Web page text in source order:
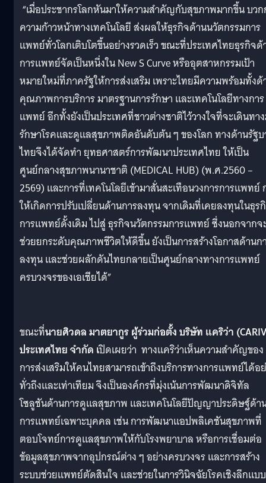
“เมื่อประชากรโลกหันมาให้ความสำคัญกับสุขภาพมากขึ้น บว
ความก้าวหน้าทางเทคโนโลยี ส่งผลให้ธุรกิจด้านนวัตกรรมการ
แพทย์ทั่วโลกเติบโตขึ้นอย่างรวดเร็ว ขณะที่ประเทศไทยธุรกิจด้
การแพทย์จัดเป็นหนึ่งใน New S Curve หรืออุตสาหกรรมเป้า
หมายใหม่ที่ภาครัฐให้การส่งเสริม เพราะไทยมีความพร้อมทั้งด้
คุณภาพการบริการ มาตรฐานการรักษา และเทคโนโลยีทางการ
แพทย์ อีกทั้งยังเป็นประเทศที่ชาวต่างชาติไว้วางใจที่จะเดินทา
รักษาโรคและดูแลสุขภาพติดอันดับต้น ๆ ของโลก ทางด้านรัฐ
ไทยจึงได้จัดทำ ยุทธศาสตร์การพัฒนาประเทศไทย ให้เป็น
ศูนย์กลางสุขภาพนานาชาติ (MEDICAL HUB) (พ.ศ.2560 –
2569) และการที่เทคโนโลยีเข้ามาสั่นสะเทือนวงการการแพทย์
ให้เกิดการปรับเปลี่ยนด้านการลงทุน จากเดิมที่เคยลงทุนในธุร
การแพทย์ดั้งเดิม ไปสู่ ธุรกิจนวัตกรรมการแพทย์ ซึ่งนอกจากจ
ช่วยยกระดับคุณภาพชีวิตให้ดีขึ้น ยังเป็นการสร้างโอกาสด้านก
ลงทุน และช่วยผลักดันไทยกลายเป็นศูนย์กลางทางการแพทย์
ครบวงจรของเอเชียได้”
ขณะที่นายศิวดล มาตยากูร ผู้ร่วมก่อตั้ง บริษัท แคริว่า
ประเทศไทย จำกัด เปิดเผยว่า ทางแคริว่าเห็นความสำคัญของ
การส่งเสริมให้คนไทยสามารถเข้าถึงบริการทางการแพทย์ได้อ
ทั่วถึงและเท่าเทียม จึงเป็นองค์กรที่มุ่งเน้นการพัฒนาดิจิทัล
โซลูชันด้านการดูแลสุขภาพ และเทคโนโลยีปัญญาประดิษฐ์ด้า
การแพทย์เฉพาะบุคคล เช่น การพัฒนาแอปพลิเคชันสุขภาพที่
ตอบโจทย์การดูแลสุขภาพให้กับโรงพยาบาล หรือการเชื่อมต่อ
ข้อมูลสุขภาพจากอุปกรณ์ต่าง ๆ อย่างครบวงจร และการสร้าง
ระบบช่วยแพทย์ตัดสินใจ และช่วยในการวินิจฉัยโรคเชิงลึกแบบ